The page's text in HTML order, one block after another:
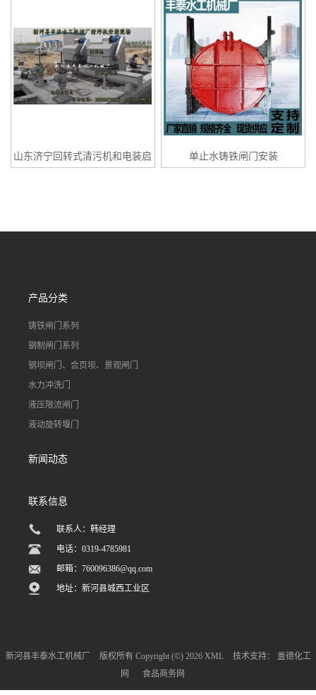
山东济宁回转式清污机和电装启
单止水铸铁闸门安装
产品分类
铸铁闸门系列
钢制闸门系列
钢坝闸门、合页坝、景观闸门
水力冲洗门
液压限流闸门
液动旋转堰门
新闻动态
联系信息
联系人：韩经理
电话：0319-4785981
邮箱：760096386@qq.com
地址：新河县城西工业区
新河县丰泰水工机械厂 版权所有 Copyright (©) 2026 XML 技术支持：
盖德化工
网
食品商务网